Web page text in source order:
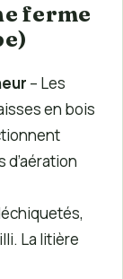
ferme
– Les
en bois
d’aération
La litière